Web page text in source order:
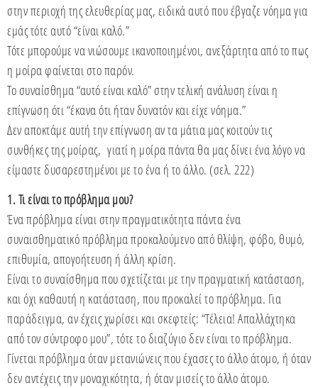
στην περιοχή της ελευθερίας μας, ειδικά αυτό που έβγαζε νόημα για
εμάς τότε αυτό “είναι καλό.”
Τότε μπορούμε να νιώσουμε ικανοποιημένοι, ανεξάρτητα από το πως
η μοίρα φαίνεται στο παρόν.
Το συναίσθημα “αυτό είναι καλό” στην τελική ανάλυση είναι η
επίγνωση ότι “έκανα ότι ήταν δυνατόν και είχε νόημα.”
Δεν αποκτάμε αυτή την επίγνωση αν τα μάτια μας κοιτούν τις
συνθήκες της μοίρας, γιατί η μοίρα πάντα θα μας δίνει ένα λόγο να
είμαστε δυσαρεστημένοι με το ένα ή το άλλο. (σελ. 222)
1. Τι είναι το πρόβλημα μου?
Ένα πρόβλημα είναι στην πραγματικότητα πάντα ένα
συναισθηματικό πρόβλημα προκαλούμενο από θλίψη, φόβο, θυμό,
επιθυμία, απογοήτευση ή άλλη κρίση.
Είναι το συναίσθημα που σχετίζεται με την πραγματική κατάσταση,
και όχι καθαυτή η κατάσταση, που προκαλεί το πρόβλημα. Για
παράδειγμα, αν έχεις χωρίσει και σκεφτείς: “Τέλεια! Απαλλάχτηκα
από τον σύντροφο μου”, τότε το διαζύγιο δεν είναι το πρόβλημα.
Γίνεται πρόβλημα όταν μετανιώνεις που έχασες το άλλο άτομο, ή όταν
δεν αντέχεις την μοναχικότητα, ή όταν μισείς το άλλο άτομο.